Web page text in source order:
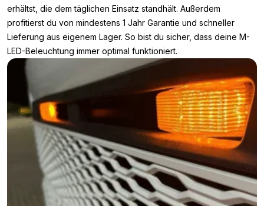
erhältst, die dem täglichen Einsatz standhält. Außerdem
profitierst du von mindestens 1 Jahr Garantie und schneller
Lieferung aus eigenem Lager. So bist du sicher, dass deine M-
LED-Beleuchtung immer optimal funktioniert.